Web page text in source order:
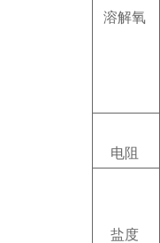
溶解氧
电阻
盐度